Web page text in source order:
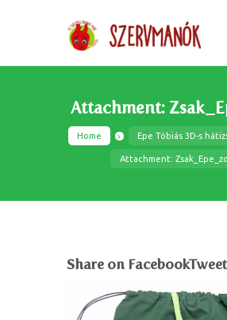
Attachment:
Home Epe Tóbiás 3D-s
Attachment:
Share on